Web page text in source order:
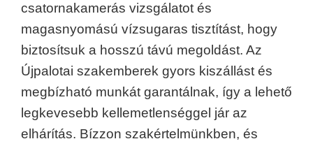
csatornakamerás vizsgálatot és
magasnyomású vízsugaras tisztítást, hogy
biztosítsuk a hosszú távú megoldást. Az
Újpalotai szakemberek gyors kiszállást és
megbízható munkát garantálnak, így a lehető
legkevesebb kellemetlenséggel jár az
elhárítás. Bízzon szakértelmünkben, és